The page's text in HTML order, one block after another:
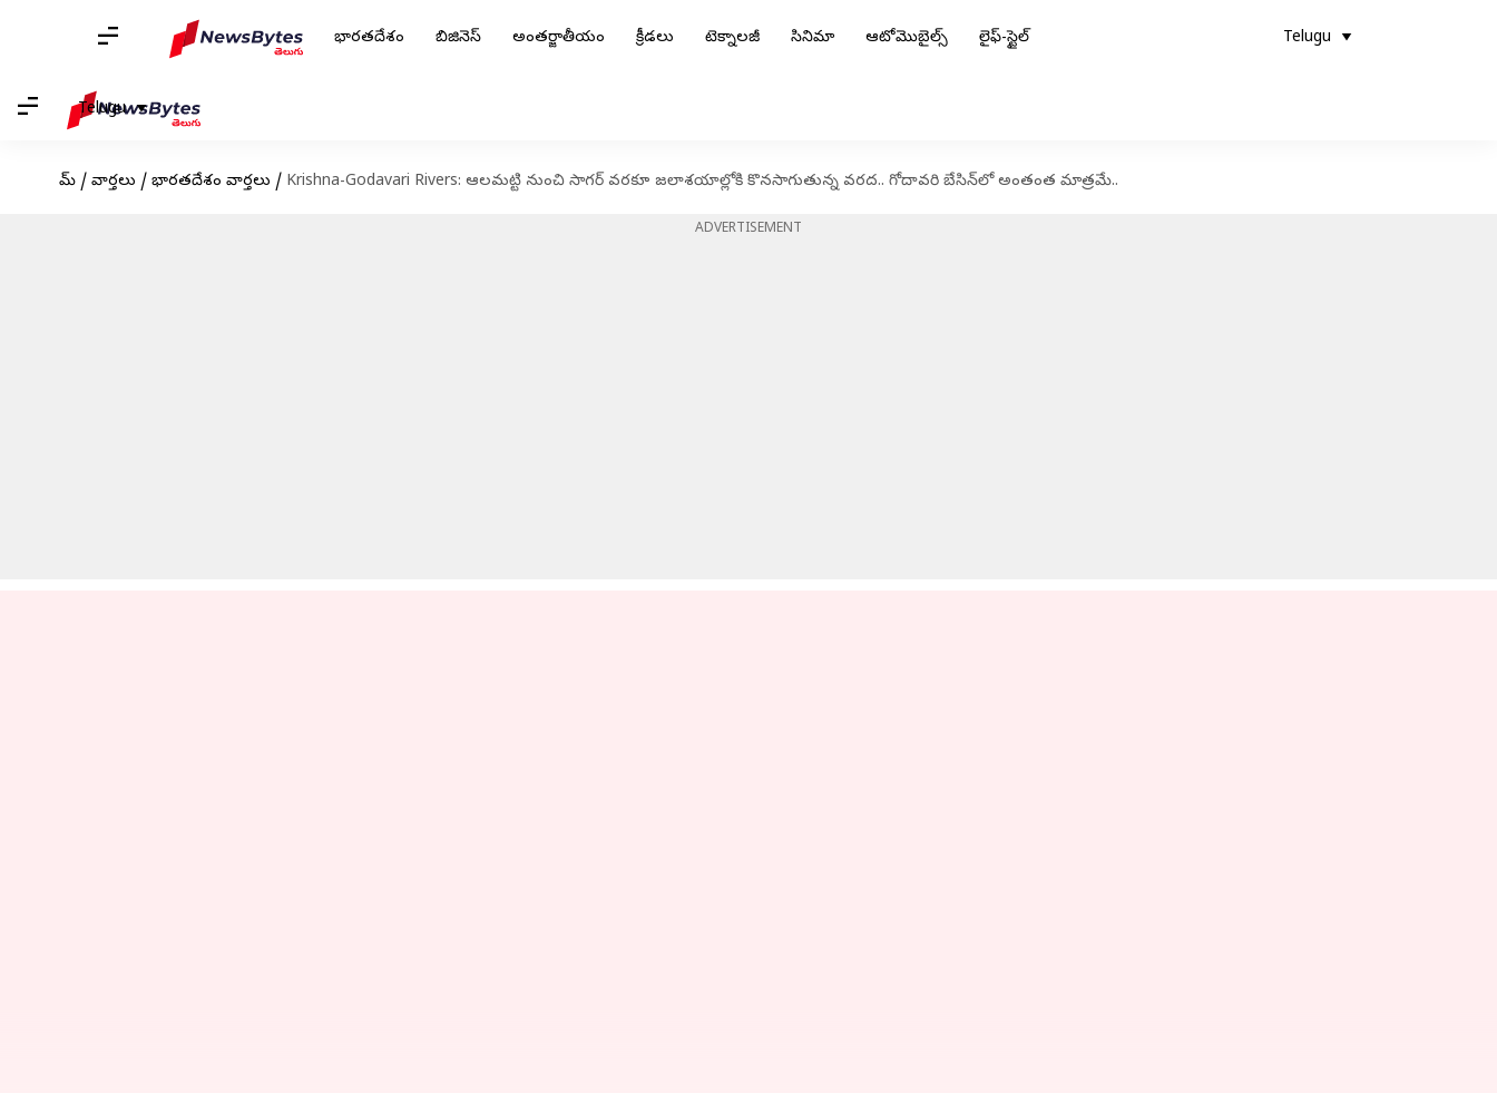
భారతదేశం బిజినెస్ అంతర్జాతీయం క్రీడలు టెక్నాలజీ సినిమా ఆటోమొబైల్స్ లైఫ్-స్టైల్ Telugu
Telugu
హోమ్ / వార్తలు / భారతదేశం వార్తలు / Krishna-Godavari Rivers: ఆలమట్టి నుంచి సాగర్‌ వరకూ జలాశయాల్లోకి కొనసాగుతున్న వరద.. గోదావరి బేసిన్‌లో అంతంత మాత్రమే..
ADVERTISEMENT